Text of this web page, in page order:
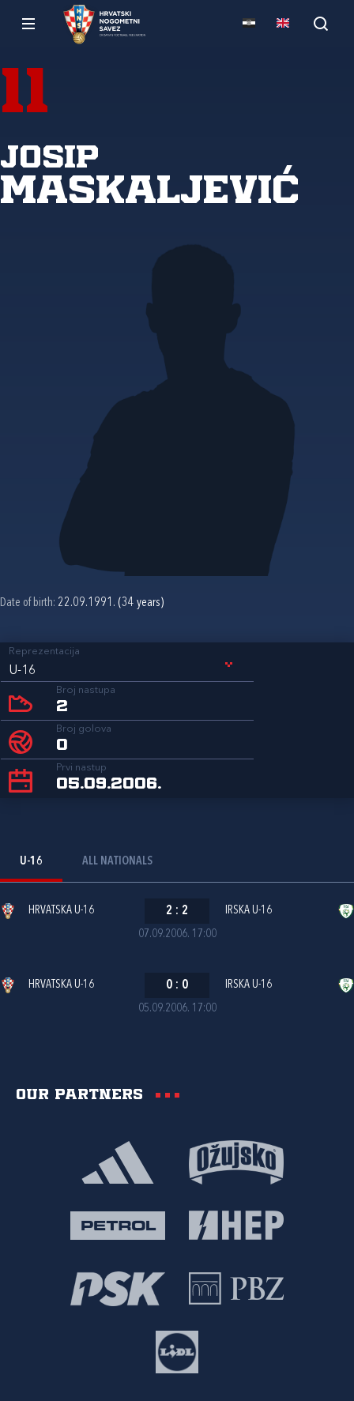
11
Josip
Maskaljević
Date of birth: 22.09.1991. (34 years)
Reprezentacija
U-16
Broj nastupa
2
Broj golova
0
Prvi nastup
05.09.2006.
U-16 ALL NATIONALS
07.09.2006. 17:00
HRVATSKA U-16 2 : 2 IRSKA U-16
05.09.2006. 17:00
HRVATSKA U-16 0 : 0 IRSKA U-16
Our partners